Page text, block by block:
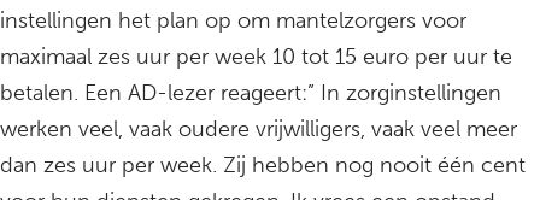
instellingen het plan op om mantelzorgers voor
maximaal zes uur per week 10 tot 15 euro per uur te
betalen. Een AD-lezer reageert:” In zorginstellingen
werken veel, vaak oudere vrijwilligers, vaak veel meer
dan zes uur per week. Zij hebben nog nooit één cent